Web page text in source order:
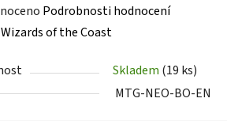
Podrobnosti hodnocení
Wizards of the Coast
Skladem (19 ks)
MTG-NEO-BO-EN